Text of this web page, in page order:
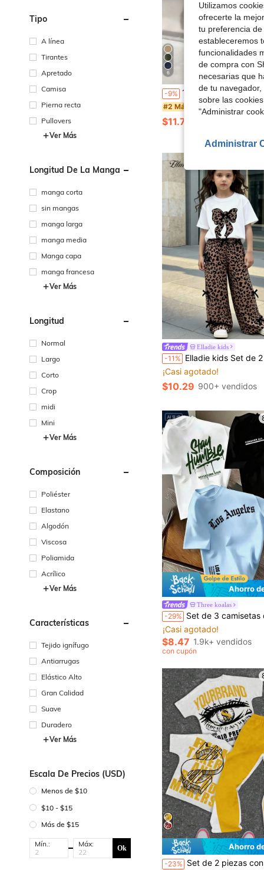
Tipo
A línea
Tirantes
Apretado
Camisa
Pierna recta
Pullovers
Ver Más
Longitud De La Manga
manga corta
sin mangas
manga larga
manga media
Manga capa
manga francesa
Ver Más
Longitud
Normal
Largo
Corto
Crop
midi
Mini
Ver Más
Composición
Poliéster
Elastano
Algodón
Viscosa
Poliamida
Acrílico
Ver Más
Características
Tejido ignífugo
Antiarrugas
Elástico Alto
Gran Calidad
Suave
Duradero
Ver Más
Escala De Precios (USD)
Menos de $10
$10 - $15
Más de $15
Mín.: Máx: Ok
6
-9% 1 pieza Pantalones cargo casuales y sueltos de unicolor de moda para niñas preadolescentes, con
#2 Más vendidos
$11.77
Elladie kids
-11% Elladie kids Set de 2 piezas para niñas con camiseta de manga corta de cuello redondo con bordado de lazo y pantalones de pierna ancha con estampado de leopardo, conjunto
#2 Más vendidos
¡Casi agotado!
#2 Más vendidos
¡Casi agotado!
#2 Más vendidos
¡Casi agotado!
#2 Más vendidos
$10.29 900+ vendidos
Ahorro
Three koalas
-29% Set de 3 camisetas de manga corta con cuello redondo y estampado de hitos de la ciudad, adecuadas para uso diario, escuela y estilo
#3 Más vendidos
¡Casi agotado!
#3 Más vendidos
¡Casi agotado!
#3 Más vendidos
¡Casi agotado!
#3 Más vendidos
¡Casi agotado!
$8.47 1.9k+ vendidos
con cupón
Ahorro
-23% Set de 2 piezas con camiseta de cuello redondo con estampado gráfico del símbolo del dinero dibujado a mano y pantalones acampanados de estilo casual clásico y
#3 Más vendidos
¡Casi agotado!
Utilizamos
ofrecerte la
tu preferencia
estableceremos
funcionalidades
de compra con
necesarias que
de tu
sobre las
"Administrar
Administrar